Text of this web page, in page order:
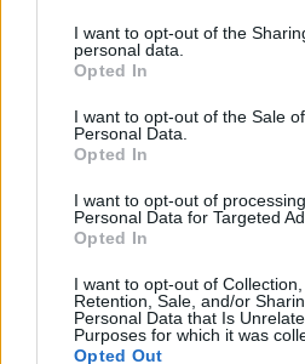
I want to opt-out of the
personal data.
Opted In
I want to opt-out of the Sale
Personal Data.
Opted In
I want to opt-out of
Personal Data for Targeted
Opted In
I want to opt-out of Collection,
Retention, Sale, and/or
Personal Data that Is
Purposes for which it was
Opted Out
SPETTACOLI
SCIENZA E TECH
Libero ShoppingContattiPubblicità